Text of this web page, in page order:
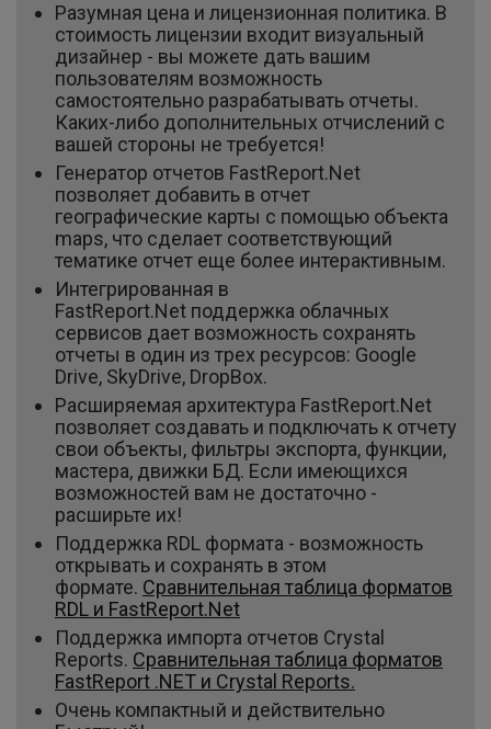
Разумная цена и лицензионная политика. В
стоимость лицензии входит визуальный
дизайнер - вы можете дать вашим
пользователям возможность
самостоятельно разрабатывать отчеты.
Каких-либо дополнительных отчислений с
вашей стороны не требуется!
Генератор отчетов FastReport.Net
позволяет добавить в отчет
географические карты с помощью объекта
maps, что сделает соответствующий
тематике отчет еще более интерактивным.
Интегрированная в
FastReport.Net поддержка облачных
сервисов дает возможность сохранять
отчеты в один из трех ресурсов: Google
Drive, SkyDrive, DropBox.
Расширяемая архитектура FastReport.Net
позволяет создавать и подключать к отчету
свои объекты, фильтры экспорта, функции,
мастера, движки БД. Если имеющихся
возможностей вам не достаточно -
расширьте их!
Поддержка RDL формата - возможность
открывать и сохранять в этом
формате. Сравнительная таблица форматов
RDL и FastReport.Net
Поддержка импорта отчетов Crystal
Reports. Сравнительная таблица форматов
FastReport .NET и Crystal Reports.
Очень компактный и действительно